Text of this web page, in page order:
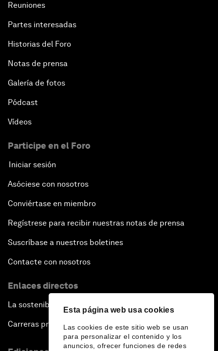
Esta página web usa cookies
Las cookies de este sitio web se usan
para personalizar el contenido y los
anuncios, ofrecer funciones de redes
Reuniones
Partes interesadas
Historias del Foro
Notas de prensa
Galería de fotos
Pódcast
Vídeos
Participe en el Foro
Iniciar sesión
Asóciese con nosotros
Conviértase en miembro
Regístrese para recibir nuestras notas de prensa
Suscríbase a nuestros boletines
Contacte con nosotros
Enlaces directos
La sostenibilidad en el Foro
Carreras profesionales